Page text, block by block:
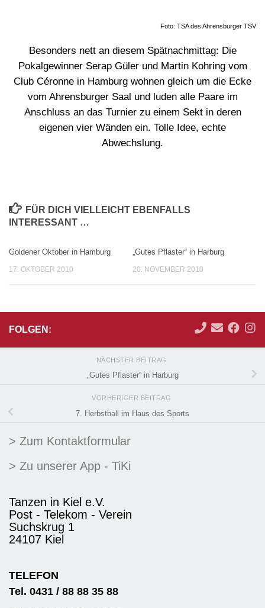
Foto: TSA des Ahrensburger TSV
Besonders nett an diesem Spätnachmittag: Die
Pokalgewinner Serap Güler und Martin Kohring vom
Club Céronne in Hamburg wohnen gleich um die Ecke
vom Ahrensburger Saal und luden alle Paare im
Anschluss an das Turnier zu einem Sekt in deren
eigenen vier Wänden ein. Tolle Idee, echte
Abwechslung.
FÜR DICH VIELLEICHT EBENFALLS
INTERESSANT …
Goldener Oktober in Hamburg
17. OKTOBER 2010
„Gutes Pflaster“ in Harburg
20. NOVEMBER 2010
FOLGEN:
NÄCHSTER BEITRAG
„Gutes Pflaster“ in Harburg
VORHERIGER BEITRAG
7. Herbstball im Haus des Sports
> Zum Kontaktformular
> Zu unserer App - TiKi
Tanzen in Kiel e.V.
Post - Telekom - Verein
Suchskrug 1
24107 Kiel
TELEFON
Tel. 0431 / 88 88 35 88